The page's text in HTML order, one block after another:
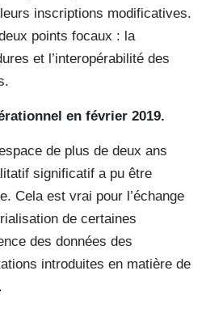
inscriptions modificatives.
points focaux : la
et l’interopérabilité des
en février 2019.
de plus de deux ans
significatif a pu être
Cela est vrai pour l’échange
de certaines
des données des
introduites en matière de